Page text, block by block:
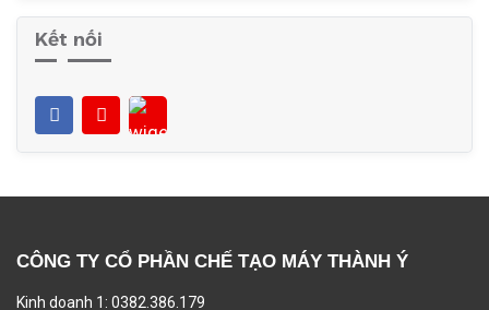
Kết nối
CÔNG TY CỔ PHẦN CHẾ TẠO MÁY THÀNH Ý
Kinh doanh 1: 0382.386.179